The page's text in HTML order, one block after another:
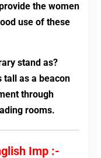
the women
use of these
stand as?
tall as a beacon
through
rooms.
Imp :-